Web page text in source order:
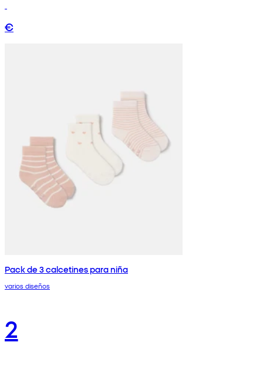
€
Pack de 3 calcetines para niña
varios diseños
2